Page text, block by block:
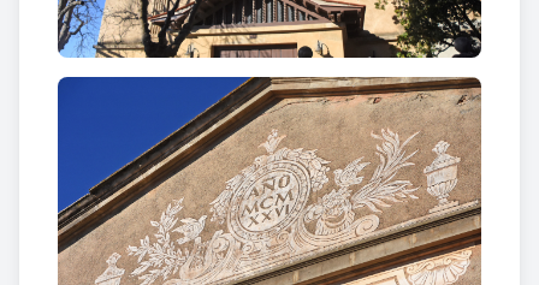
de sol arreu de Catalunya. Sobresurten com a obres
pròpies a Piera, la Casa Sastre; a Martorell, la casa
de la Vila; a Vilanova i la Geltrú, Can salvador; a
Barcelona interior de la Casa Cambó i a Valls, el
jutjat, entre d’altres. Els esgrafiats del Casal els va
fer l’any 1933, quan tenia uns 28 anys. Es va pagar
per aquesta obra 1.752 ptes, amb la solera del
teatre inclosa (com apunt de referència cal tenir
present que per aquelles dates el jornal de llaurar-